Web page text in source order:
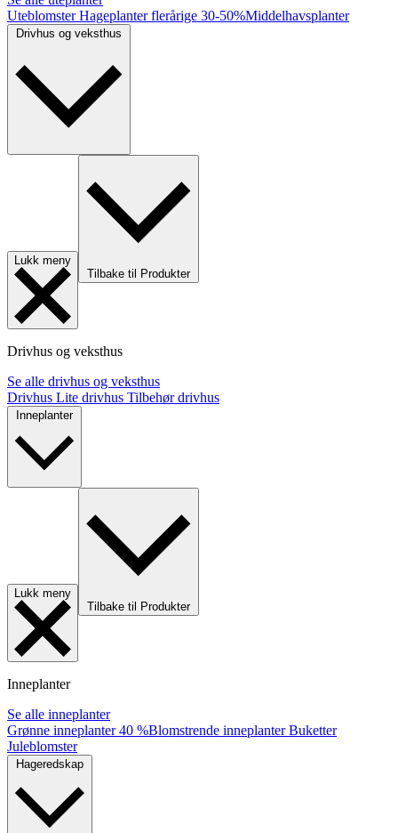
UteblomsterHageplanter flerårige 30-50%Middelhavsplanter
Lukk meny
Tilbake til Produkter
Drivhus og veksthus
Se alle drivhus og veksthus
Drivhus Lite drivhus Tilbehør drivhus
Inneplanter
Lukk meny
Tilbake til Produkter
Inneplanter
Se alle inneplanter
Grønne inneplanter40 %Blomstrende inneplanterBuketter
Juleblomster